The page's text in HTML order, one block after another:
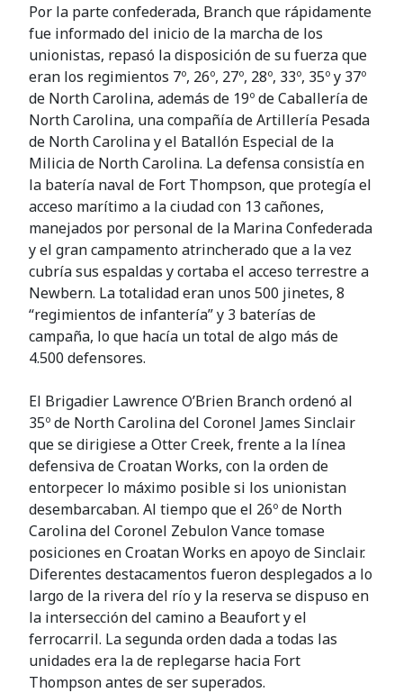
Por la parte confederada, Branch que rápidamente
fue informado del inicio de la marcha de los
unionistas, repasó la disposición de su fuerza que
eran los regimientos 7º, 26º, 27º, 28º, 33º, 35º y 37º
de North Carolina, además de 19º de Caballería de
North Carolina, una compañía de Artillería Pesada
de North Carolina y el Batallón Especial de la
Milicia de North Carolina. La defensa consistía en
la batería naval de Fort Thompson, que protegía el
acceso marítimo a la ciudad con 13 cañones,
manejados por personal de la Marina Confederada
y el gran campamento atrincherado que a la vez
cubría sus espaldas y cortaba el acceso terrestre a
Newbern. La totalidad eran unos 500 jinetes, 8
“regimientos de infantería” y 3 baterías de
campaña, lo que hacía un total de algo más de
4.500 defensores.
El Brigadier Lawrence O’Brien Branch ordenó al
35º de North Carolina del Coronel James Sinclair
que se dirigiese a Otter Creek, frente a la línea
defensiva de Croatan Works, con la orden de
entorpecer lo máximo posible si los unionistan
desembarcaban. Al tiempo que el 26º de North
Carolina del Coronel Zebulon Vance tomase
posiciones en Croatan Works en apoyo de Sinclair.
Diferentes destacamentos fueron desplegados a lo
largo de la rivera del río y la reserva se dispuso en
la intersección del camino a Beaufort y el
ferrocarril. La segunda orden dada a todas las
unidades era la de replegarse hacia Fort
Thompson antes de ser superados.